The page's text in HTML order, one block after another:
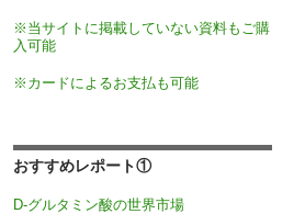
※当サイトに掲載していない資料もご購
入可能
※カードによるお支払も可能
おすすめレポート①
D-グルタミン酸の世界市場